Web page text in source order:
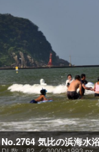
No.2764 気比の浜海水